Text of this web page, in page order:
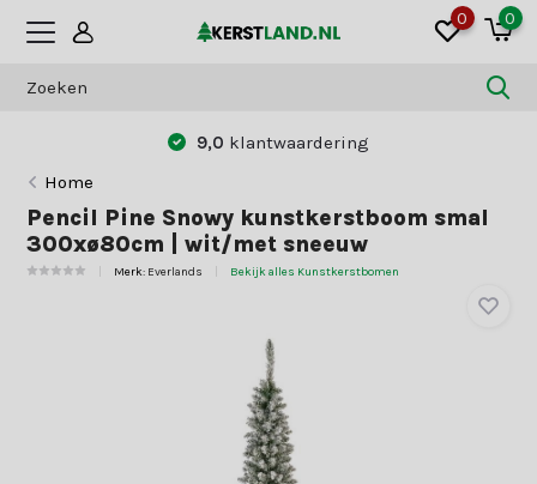
0 0
Betaal zoals jij dat wilt:vooraf of achteraf
Home
Pencil Pine Snowy kunstkerstboom smal
300xø80cm | wit/met sneeuw
Merk: Everlands Bekijk alles Kunstkerstbomen